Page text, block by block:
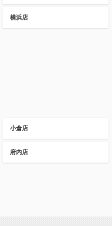
横浜店
小倉店
府内店